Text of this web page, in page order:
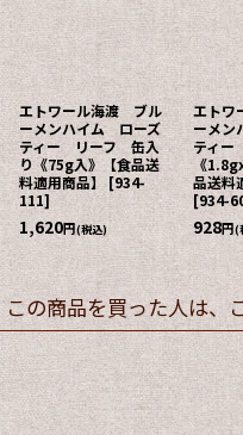
エトワール海渡 ブル
ーメンハイム ローズ
ティー リーフ 缶入
り《75g入》【食品送
料適用商品】
[934-
111]
1,620円(税込)
エト
ーメ
ティ
《
品送料
[934-
928円(
この商品を買った人は、